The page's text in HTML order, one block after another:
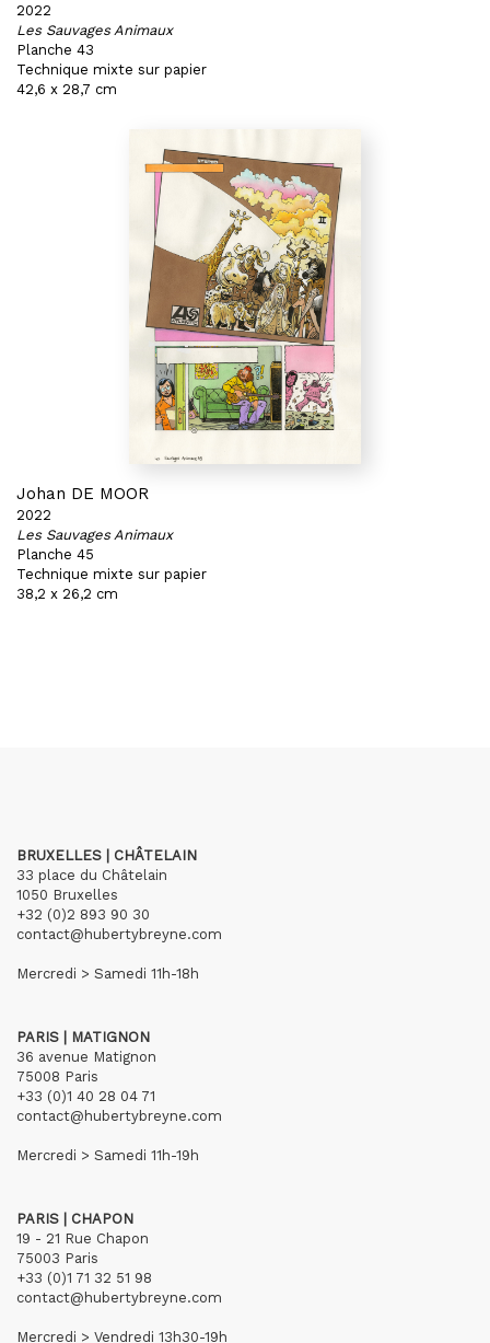
2022
Les Sauvages Animaux
Planche 43
Technique mixte sur papier
42,6 x 28,7 cm
Johan DE MOOR
2022
Les Sauvages Animaux
Planche 45
Technique mixte sur papier
38,2 x 26,2 cm
BRUXELLES | CHÂTELAIN
33 place du Châtelain
1050 Bruxelles
+32 (0)2 893 90 30
contact@hubertybreyne.com
Mercredi > Samedi 11h-18h
PARIS | MATIGNON
36 avenue Matignon
75008 Paris
+33 (0)1 40 28 04 71
contact@hubertybreyne.com
Mercredi > Samedi 11h-19h
PARIS | CHAPON
19 - 21 Rue Chapon
75003 Paris
+33 (0)1 71 32 51 98
contact@hubertybreyne.com
Mercredi > Vendredi 13h30-19h